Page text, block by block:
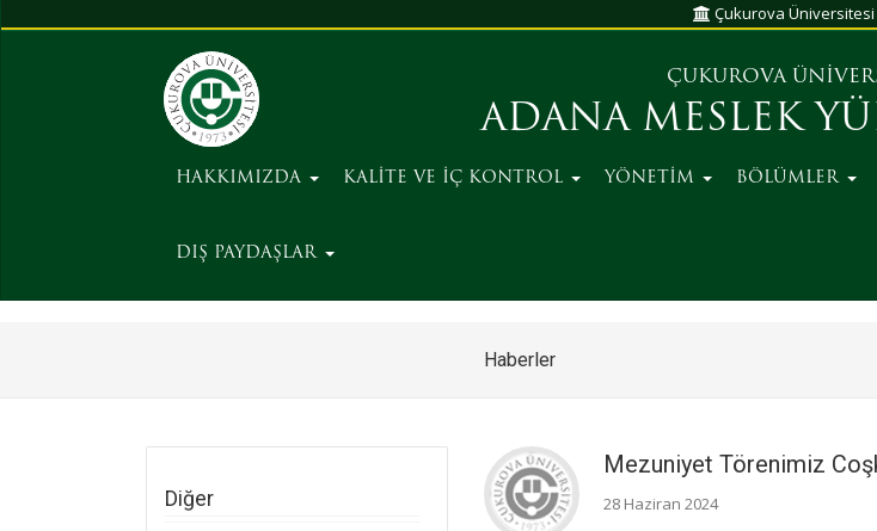
Çukurova Üniversitesi
ÇUKUROVA
ADANA MESLEK
HAKKIMIZDA KALİTE VE İÇ KONTROL YÖNETİM BÖLÜMLER
DIŞ PAYDAŞLAR
Haberler
Diğer
Mezuniyet Törenimiz
28 Haziran 2024